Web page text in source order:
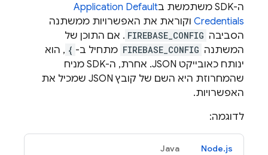
ה-SDK משתמשת ב
Application Default
Credentials וקוראת את האפשרויות ממשתנה
הסביבה FIREBASE_CONFIG . אם התוכן של
המשתנה FIREBASE_CONFIG מתחיל ב- { , הוא
ינותח כאובייקט JSON. אחרת, ה-SDK מניח
שהמחרוזת היא השם של קובץ JSON שמכיל את
האפשרויות.
לדוגמה:
Node.js
Java